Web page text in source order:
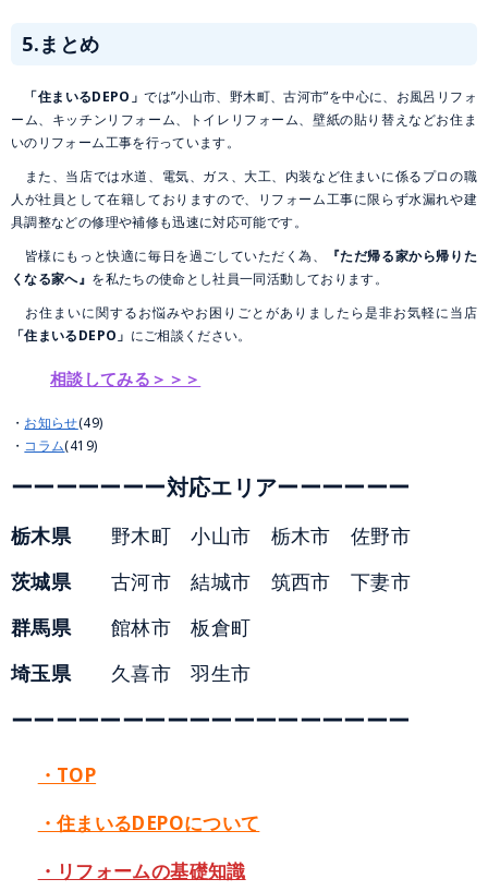
5.まとめ
「住まいるDEPO」では”小山市、野木町、古河市”を中心に、お風呂リフォ
ーム、キッチンリフォーム、トイレリフォーム、壁紙の貼り替えなどお住ま
いのリフォーム工事を行っています。
また、当店では水道、電気、ガス、大工、内装など住まいに係るプロの職
人が社員として在籍しておりますので、リフォーム工事に限らず水漏れや建
具調整などの修理や補修も迅速に対応可能です。
皆様にもっと快適に毎日を過ごしていただく為、
『ただ帰る家から帰りた
くなる家へ』 を私たちの使命とし社員一同活動しております。
お住まいに関するお悩みやお困りごとがありましたら是非お気軽に当店
「住まいるDEPO」 にご相談ください。
相談してみる＞＞＞
お知らせ(49)
コラム(419)
ーーーーーーー対応エリアーーーーーー
栃木県野木町 小山市 栃木市 佐野市
茨城県古河市 結城市 筑西市 下妻市
群馬県館林市 板倉町
埼玉県久喜市 羽生市
ーーーーーーーーーーーーーーーーーー
・TOP
・住まいるDEPOについて
・リフォームの基礎知識